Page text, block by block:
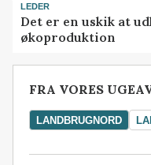
LEDER
Det er en uskik at
økoproduktion
FRA VORES
LANDBRUGNORD